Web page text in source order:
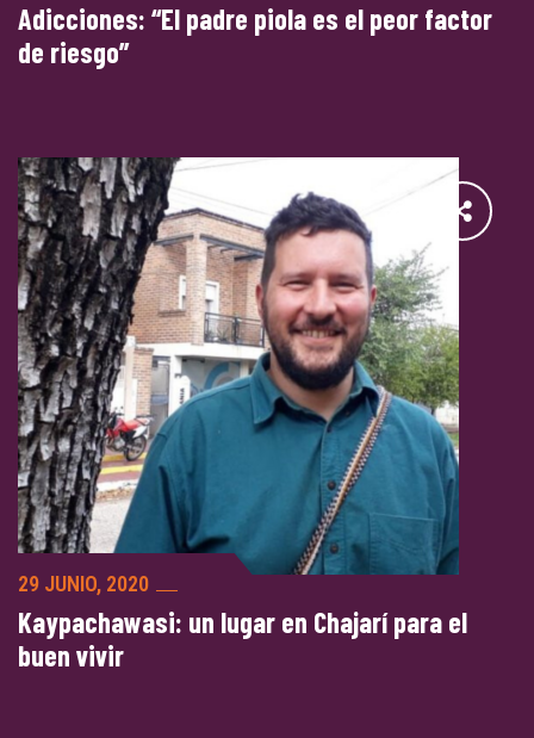
Adicciones: “El padre piola es el peor factor
de riesgo”
29 JUNIO, 2020
Kaypachawasi: un lugar en Chajarí para el
buen vivir